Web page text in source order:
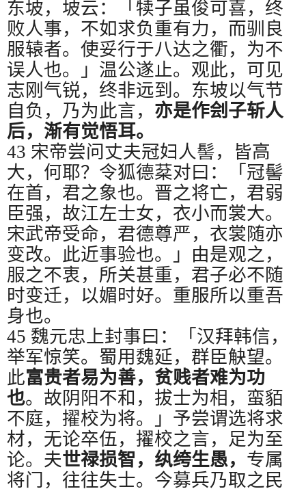
东坡，坡云：「犊子虽俊可喜，终
败人事，不如求负重有力，而驯良
服辕者。使妥行于八达之衢，为不
误人也。」温公遂止。观此，可见
志刚气锐，终非远到。东坡以气节
自负，乃为此言， 亦是作刽子斩人
后，渐有觉悟耳。
43 宋帝尝问丈夫冠妇人髻，皆高
大，何耶？令狐德棻对曰：「冠髻
在首，君之象也。晋之将亡，君弱
臣强，故江左士女，衣小而裳大。
宋武帝受命，君德尊严，衣裳随亦
变改。此近事验也。」由是观之，
服之不衷，所关甚重，君子必不随
时变迁，以媚时好。重服所以重吾
身也。
45 魏元忠上封事曰：「汉拜韩信，
举军惊笑。蜀用魏延，群臣觖望。
此富贵者易为善，贫贱者难为功
也。故阴阳不和，拔士为相，蛮貊
不庭，擢校为将。」予尝谓选将求
材，无论卒伍，擢校之言，足为至
论。夫世禄损智，纨绔生愚， 专属
将门，往往失士。今募兵乃取之民